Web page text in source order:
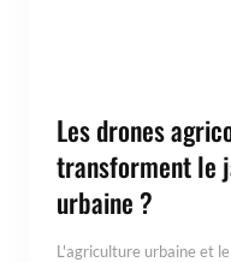
Les drones
transforment le
urbaine ?
L'agriculture urbaine et